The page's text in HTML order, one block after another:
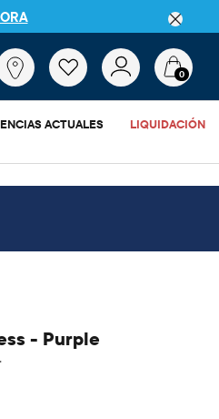
de productos a medida que
0
ACTUALES LIQUIDACIÓN
- Purple